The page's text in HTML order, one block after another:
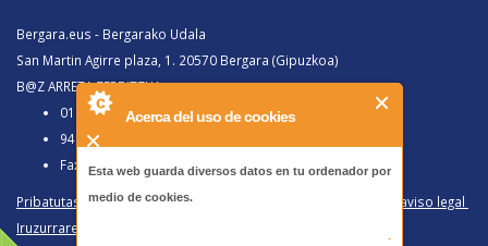
Acerca del uso de cookies
Esta web guarda diversos datos en tu ordenador por
medio de cookies.
-
Bergara.eus - Bergarako Udala
San Martin Agirre plaza, 1. 20570 Bergara (Gipuzkoa)
B@Z ARRETA ZERBITZUA:
010, Bergaratik deituz gero
943 77 91 00, Bergaraz kanpotik deituz gero
Faxa 943 77 91 63
Pribatutasun politika eta lege oharra
Política de privacidad y aviso legal
Iruzurraren Aurkako Politika